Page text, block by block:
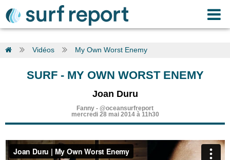
Vidéos My Own Worst Enemy
SURF- MY OWN WORST ENEMY
Joan Duru
Fanny - @oceansurfreport
mercredi 28 mai 2014 à 11h30